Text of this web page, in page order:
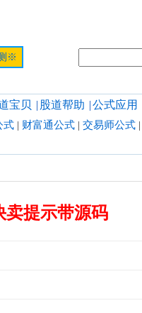
※
宝贝 | 股道帮助 |公式应用
式 | 财富通公式 | 交易师公式 |
卖提示带源码